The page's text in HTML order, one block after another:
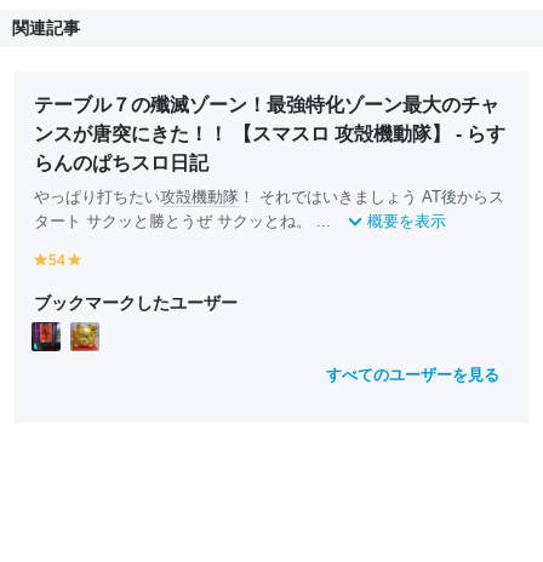
関連記事
テーブル７の殲滅ゾーン！最強特化ゾーン最大のチャ
ンスが唐突にきた！！ 【スマスロ 攻殻機動隊】 - らす
らんのぱちスロ日記
やっぱり打ちたい攻殻機動隊 ！ それではいきましょう AT後からス
タート サクッと勝とうぜ サクッとね。 ...
概要を表示
y
ll
o
w
54
ll
o
w
ブックマークしたユーザー
すべてのユーザーを見る